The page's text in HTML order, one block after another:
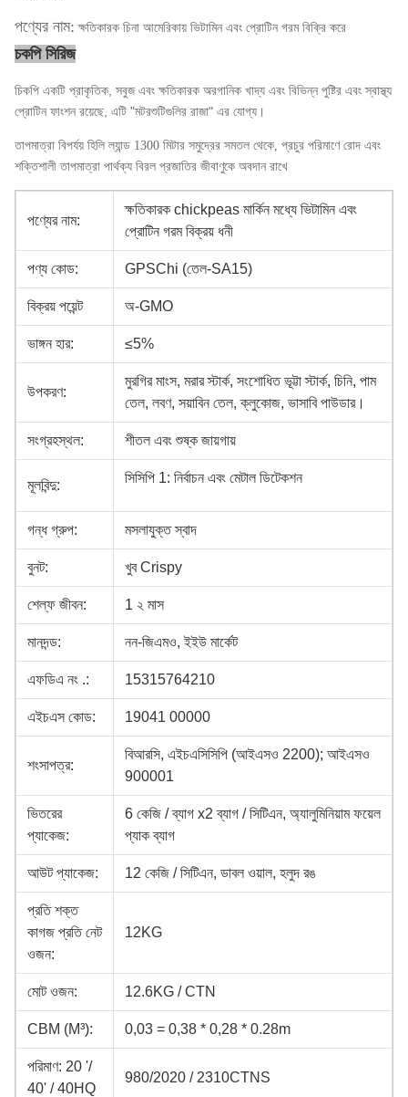
পণ্যের নাম: ক্ষতিকারক চিনা আমেরিকায় ভিটামিন এবং প্রোটিন গরম বিক্রি করে
চকপি সিরিজ
চিকপি একটি প্রাকৃতিক, সবুজ এবং ক্ষতিকারক অরগানিক খাদ্য এবং বিভিন্ন পুষ্টির এবং স্বাস্থ্য
প্রোটিন ফাংশন রয়েছে, এটি "মটরশুটিগুলির রাজা" এর যোগ্য।
তাপমাত্রা বিপর্যয় হিলি ল্যান্ড 1300 মিটার সমুদ্রের সমতল থেকে, প্রচুর পরিমাণে রোদ এবং
শক্তিশালী তাপমাত্রা পার্থক্য বিরল প্রজাতির জীবাণুকে অবদান রাখে
পণ্যের নাম:
ক্ষতিকারক chickpeas মার্কিন মধ্যে ভিটামিন এবং
প্রোটিন গরম বিক্রয় ধনী
পণ্য কোড: GPSChi (তেল-SA15)
বিক্রয় পয়েন্ট অ-GMO
ভাঙ্গন হার: ≤5%
উপকরণ:
মুরগির মাংস, মরার স্টার্ক, সংশোধিত ভূট্টা স্টার্ক, চিনি, পাম
তেল, লবণ, সয়াবিন তেল, ক্লুকোজ, ভাসাবি পাউডার।
সংগ্রহস্থল: শীতল এবং শুষ্ক জায়গায়
মূলবিন্দু: সিসিপি 1: নির্বাচন এবং মেটাল ডিটেকশন
গন্ধ গ্রুপ: মসলাযুক্ত স্বাদ
বুনট: খুব Crispy
শেল্ফ জীবন: 1 ২ মাস
মানদন্ড: নন-জিএমও, ইইউ মার্কেট
এফডিএ নং .: 15315764210
এইচএস কোড: 19041 00000
শংসাপত্র:
বিআরসি, এইচএসিসিপি (আইএসও 2200); আইএসও
900001
ভিতরের
প্যাকেজ:
6 কেজি / ব্যাগ x2 ব্যাগ / সিটিএন, অ্যালুমিনিয়াম ফয়েল
প্যাক ব্যাগ
আউট প্যাকেজ: 12 কেজি / সিটিএন, ডাবল ওয়াল, হলুদ রঙ
প্রতি শক্ত
কাগজ প্রতি নেট
ওজন:
12KG
মোট ওজন: 12.6KG / CTN
CBM (M³): 0,03 = 0,38 * 0,28 * 0.28m
পরিমাণ: 20 '/
40' / 40HQ
980/2020 / 2310CTNS